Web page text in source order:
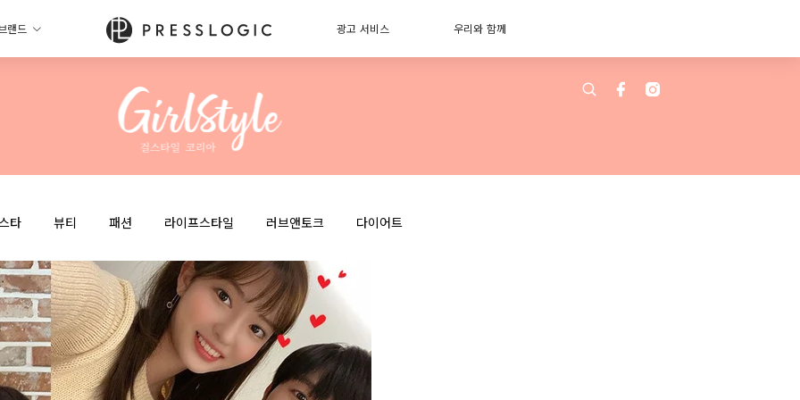
랜드 광고 서비스 우리와 함께
타 뷰티 패션 라이프스타일 러브앤토크 다이어트